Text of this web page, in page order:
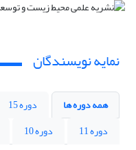
نمایه نویسندگان
همه دوره ها دوره 15
دوره 11
دوره 10